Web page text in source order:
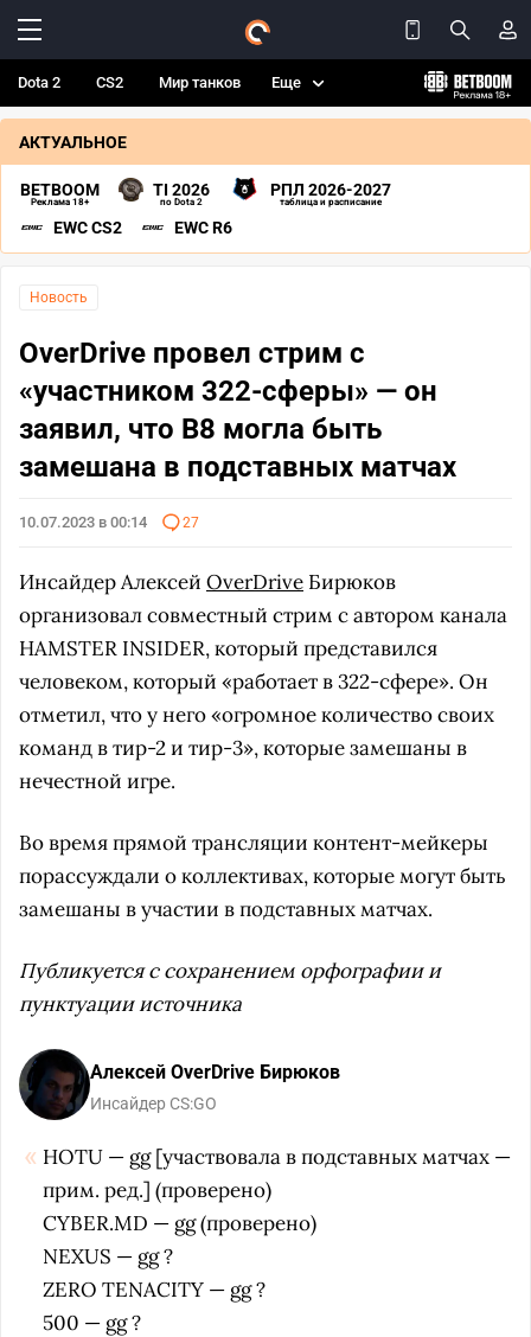
Dota 2 CS2 Мир танков Еще
АКТУАЛЬНОЕ
BETBOOM
Реклама 18+
TI 2026
по Dota 2
РПЛ 2026-2027
таблица и расписание
EWC CS2 EWC R6
Новость
OverDrive провел стрим с
«участником 322-сферы» — он
заявил, что B8 могла быть
замешана в подставных матчах
10.07.2023 в 00:14 27
Инсайдер Алексей OverDrive Бирюков
организовал совместный стрим с автором канала
HAMSTER INSIDER, который представился
человеком, который «работает в 322-сфере». Он
отметил, что у него «огромное количество своих
команд в тир-2 и тир-3», которые замешаны в
нечестной игре.
Во время прямой трансляции контент-мейкеры
порассуждали о коллективах, которые могут быть
замешаны в участии в подставных матчах.
Публикуется с сохранением орфографии и
пунктуации источника
Алексей OverDrive Бирюков
Инсайдер CS:GO
HOTU — gg [участвовала в подставных матчах —
прим. ред.] (проверено)
CYBER.MD — gg (проверено)
NEXUS — gg ?
ZERO TENACITY — gg ?
500 — gg ?